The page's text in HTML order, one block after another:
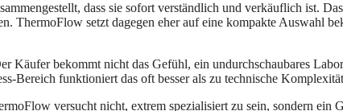
dass sie sofort verständlich und verkäuflich ist.
ThermoFlow setzt dagegen eher auf eine kompakte Auswahl
bekommt nicht das Gefühl, ein undurchschaubares
Bereich funktioniert das oft besser als zu technische
versucht nicht, extrem spezialisiert zu sein, sondern